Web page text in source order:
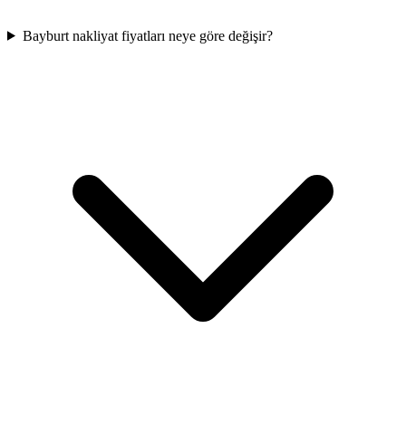
Bayburt nakliyat fiyatları neye göre değişir?